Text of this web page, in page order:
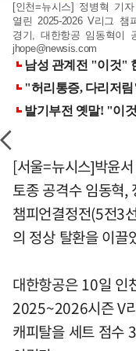
[인천=뉴시스] 정병혁 기
열린 2025-2026 V리그 챔
경기, 대한항공 임동혁이
jhope@newsis.com
[서울=뉴시스]박윤
토종 공격수 임동혁,
챔피언결정전(5전3
의 정상 탈환을 이끌
대한항공은 10일 인
2025~2026시즌 V
캐피탈을 세트 점